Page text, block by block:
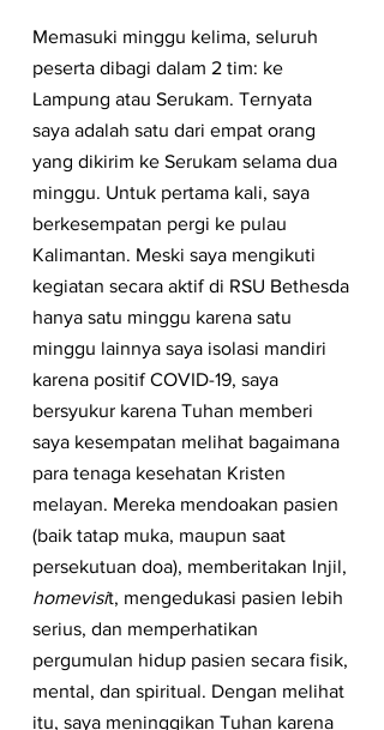
Memasuki minggu kelima, seluruh
peserta dibagi dalam 2 tim: ke
Lampung atau Serukam. Ternyata
saya adalah satu dari empat orang
yang dikirim ke Serukam selama dua
minggu. Untuk pertama kali, saya
berkesempatan pergi ke pulau
Kalimantan. Meski saya mengikuti
kegiatan secara aktif di RSU Bethesda
hanya satu minggu karena satu
minggu lainnya saya isolasi mandiri
karena positif COVID-19, saya
bersyukur karena Tuhan memberi
saya kesempatan melihat bagaimana
para tenaga kesehatan Kristen
melayan. Mereka mendoakan pasien
(baik tatap muka, maupun saat
persekutuan doa), memberitakan Injil,
homevisit, mengedukasi pasien lebih
serius, dan memperhatikan
pergumulan hidup pasien secara fisik,
mental, dan spiritual. Dengan melihat
itu, saya meninggikan Tuhan karena